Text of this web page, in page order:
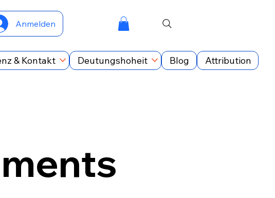
Anmelden
& Kontakt Deutungshoheit Blog Attribution